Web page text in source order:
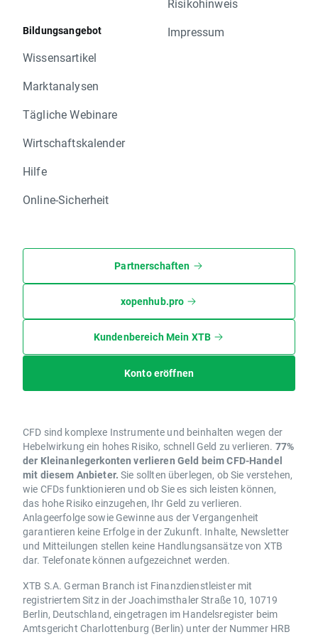
Bildungsangebot
Wissensartikel
Marktanalysen
Tägliche Webinare
Wirtschaftskalender
Hilfe
Online-Sicherheit
Risikohinweis
Impressum
Partnerschaften
xopenhub.pro
Kundenbereich Mein XTB
Konto eröffnen
CFD sind komplexe Instrumente und beinhalten wegen der
Hebelwirkung ein hohes Risiko, schnell Geld zu verlieren. 77%
der Kleinanlegerkonten verlieren Geld beim CFD-Handel
mit diesem Anbieter. Sie sollten überlegen, ob Sie verstehen,
wie CFDs funktionieren und ob Sie es sich leisten können,
das hohe Risiko einzugehen, Ihr Geld zu verlieren.
Anlageerfolge sowie Gewinne aus der Vergangenheit
garantieren keine Erfolge in der Zukunft. Inhalte, Newsletter
und Mitteilungen stellen keine Handlungsansätze von XTB
dar. Telefonate können aufgezeichnet werden.
XTB S.A. German Branch ist Finanzdienstleister mit
registriertem Sitz in der Joachimsthaler Straße 10, 10719
Berlin, Deutschland, eingetragen im Handelsregister beim
Amtsgericht Charlottenburg (Berlin) unter der Nummer HRB